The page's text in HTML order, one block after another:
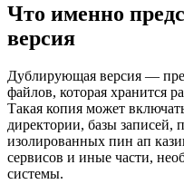
Что именно
версия
Дублирующая версия —
файлов, которая хранится
Такая копия может
директории, базы записей,
изолированных пин ап
сервисов и иные части,
системы.